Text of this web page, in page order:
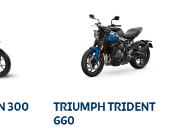
300
TRIUMPH TRIDENT
660